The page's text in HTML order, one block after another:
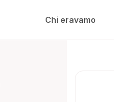
Chi eravamo